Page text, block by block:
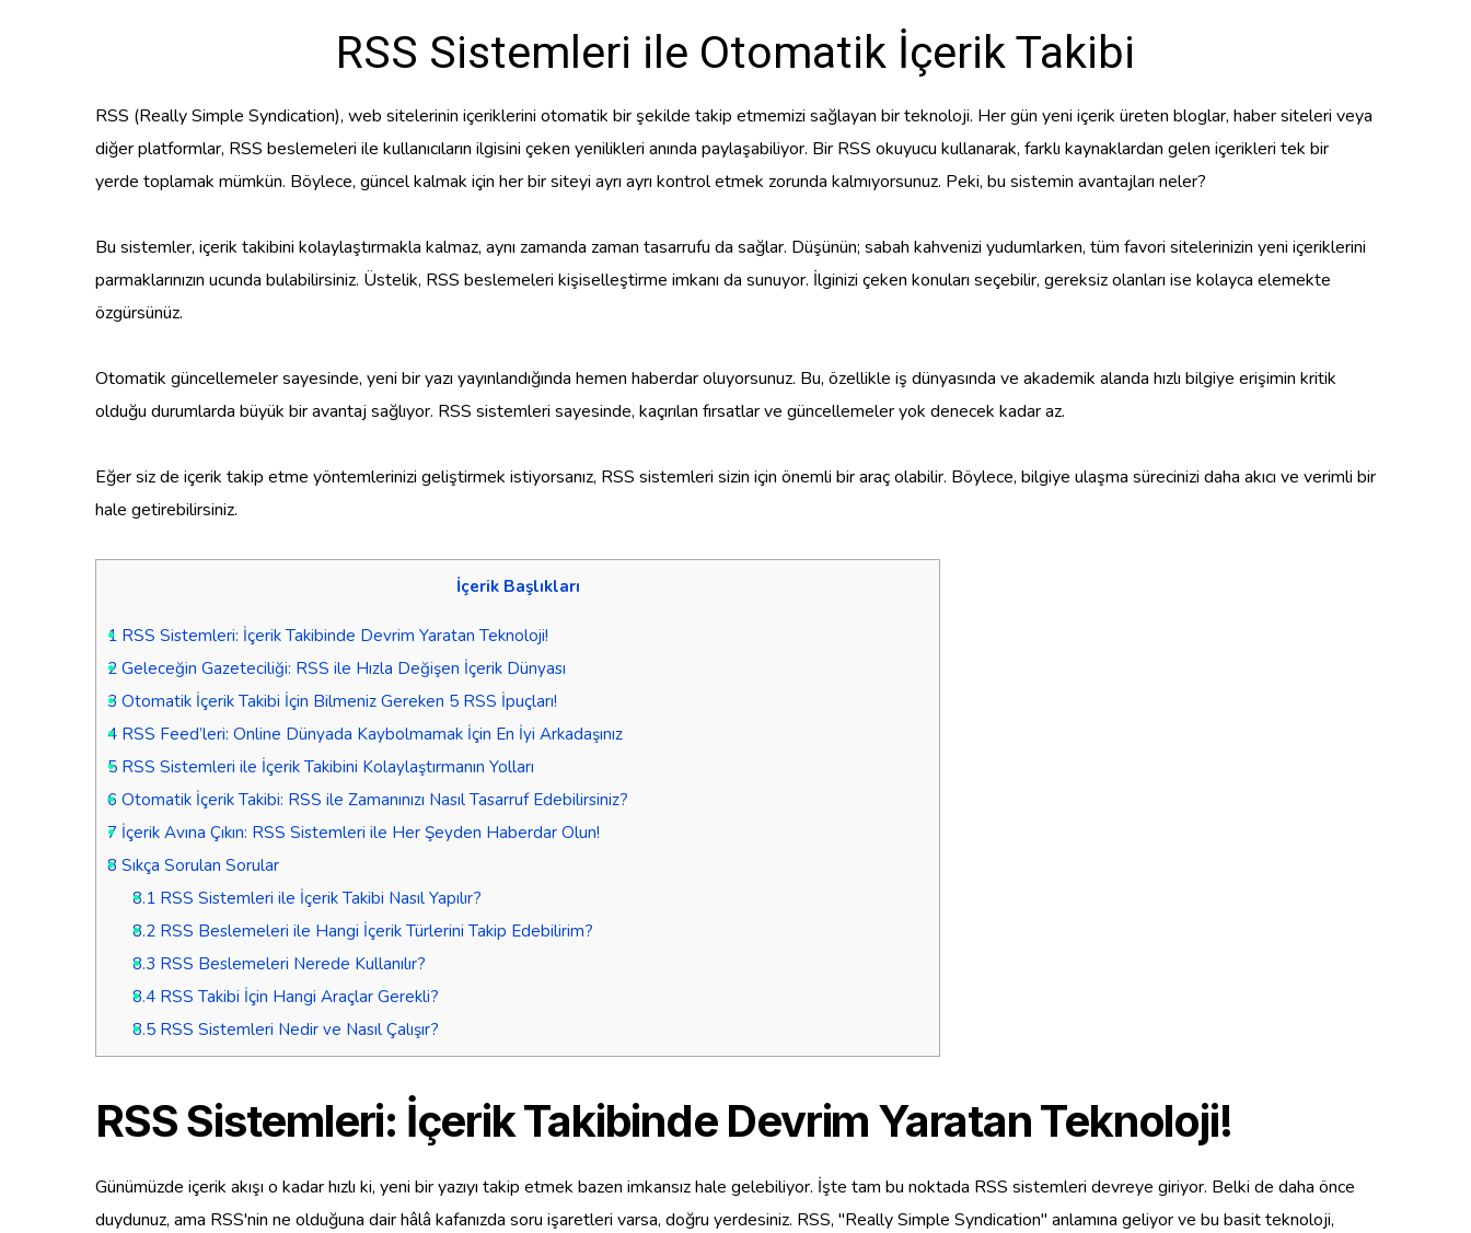
RSS Sistemleri ile Otomatik İçerik Takibi
RSS (Really Simple Syndication), web sitelerinin içeriklerini otomatik bir şekilde takip etmemizi sağlayan bir teknoloji. Her gün yeni içerik üreten bloglar, haber siteleri veya
diğer platformlar, RSS beslemeleri ile kullanıcıların ilgisini çeken yenilikleri anında paylaşabiliyor. Bir RSS okuyucu kullanarak, farklı kaynaklardan gelen içerikleri tek bir
yerde toplamak mümkün. Böylece, güncel kalmak için her bir siteyi ayrı ayrı kontrol etmek zorunda kalmıyorsunuz. Peki, bu sistemin avantajları neler?
Bu sistemler, içerik takibini kolaylaştırmakla kalmaz, aynı zamanda zaman tasarrufu da sağlar. Düşünün; sabah kahvenizi yudumlarken, tüm favori sitelerinizin yeni içeriklerini
parmaklarınızın ucunda bulabilirsiniz. Üstelik, RSS beslemeleri kişiselleştirme imkanı da sunuyor. İlginizi çeken konuları seçebilir, gereksiz olanları ise kolayca elemekte
özgürsünüz.
Otomatik güncellemeler sayesinde, yeni bir yazı yayınlandığında hemen haberdar oluyorsunuz. Bu, özellikle iş dünyasında ve akademik alanda hızlı bilgiye erişimin kritik
olduğu durumlarda büyük bir avantaj sağlıyor. RSS sistemleri sayesinde, kaçırılan fırsatlar ve güncellemeler yok denecek kadar az.
Eğer siz de içerik takip etme yöntemlerinizi geliştirmek istiyorsanız, RSS sistemleri sizin için önemli bir araç olabilir. Böylece, bilgiye ulaşma sürecinizi daha akıcı ve verimli bir
hale getirebilirsiniz.
İçerik Başlıkları
1 RSS Sistemleri: İçerik Takibinde Devrim Yaratan Teknoloji!
2 Geleceğin Gazeteciliği: RSS ile Hızla Değişen İçerik Dünyası
3 Otomatik İçerik Takibi İçin Bilmeniz Gereken 5 RSS İpuçları!
4 RSS Feed’leri: Online Dünyada Kaybolmamak İçin En İyi Arkadaşınız
5 RSS Sistemleri ile İçerik Takibini Kolaylaştırmanın Yolları
6 Otomatik İçerik Takibi: RSS ile Zamanınızı Nasıl Tasarruf Edebilirsiniz?
7 İçerik Avına Çıkın: RSS Sistemleri ile Her Şeyden Haberdar Olun!
8 Sıkça Sorulan Sorular
8.1RSS Sistemleri ile İçerik Takibi Nasıl Yapılır?
8.2RSS Beslemeleri ile Hangi İçerik Türlerini Takip Edebilirim?
8.3 RSS Beslemeleri Nerede Kullanılır?
8.4RSS Takibi İçin Hangi Araçlar Gerekli?
8.5RSS Sistemleri Nedir ve Nasıl Çalışır?
RSS Sistemleri: İçerik Takibinde Devrim Yaratan Teknoloji!
Günümüzde içerik akışı o kadar hızlı ki, yeni bir yazıyı takip etmek bazen imkansız hale gelebiliyor. İşte tam bu noktada RSS sistemleri devreye giriyor. Belki de daha önce
duydunuz, ama RSS'nin ne olduğuna dair hâlâ kafanızda soru işaretleri varsa, doğru yerdesiniz. RSS, "Really Simple Syndication" anlamına geliyor ve bu basit teknoloji,